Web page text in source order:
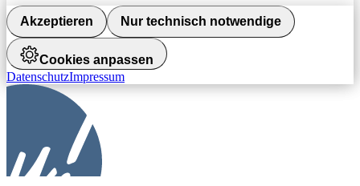
Akzeptieren Nur technisch notwendige
Cookies anpassen
DatenschutzImpressum